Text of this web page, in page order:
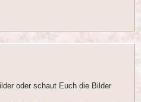
oder schaut Euch die Bilder